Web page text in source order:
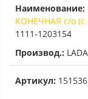
Наименование:
КОНЕЧНАЯ с/о (с
1111-1203154
Производ.: LADA
Артикул: 151536